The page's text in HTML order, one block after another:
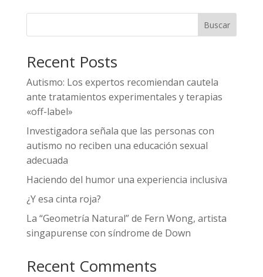
Buscar
Recent Posts
Autismo: Los expertos recomiendan cautela
ante tratamientos experimentales y terapias
«off-label»
Investigadora señala que las personas con
autismo no reciben una educación sexual
adecuada
Haciendo del humor una experiencia inclusiva
¿Y esa cinta roja?
La “Geometría Natural” de Fern Wong, artista
singapurense con síndrome de Down
Recent Comments